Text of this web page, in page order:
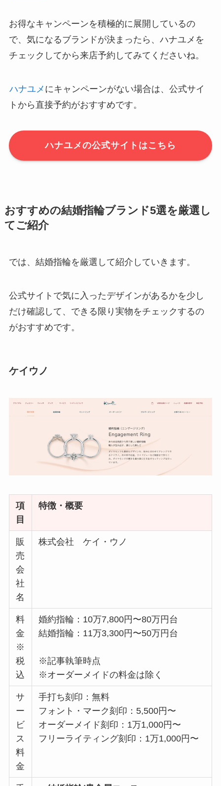
お得なキャンペーンを積極的に展開しているの
で、気になるブランドが決まったら、ハナユメを
チェックしてから来店予約してみてくださいね。
ハナユメ にキャンペーンがない場合は、公式サイ
トから直接予約がおすすめです。
ハナユメの公式サイトはこちら
おすすめの結婚指輪ブランド5選を厳選し
てご紹介
では、結婚指輪を厳選して紹介していきます。
公式サイトで気に入ったデザインがあるかを少し
だけ確認して、できる限り実物をチェックするの
がおすすめです。
ケイウノ
項
目
特徴・概要
販
売
会
社
名
株式会社 ケイ・ウノ
料
金
※
税
込
婚約指輪：10万7,800円〜80万円台
結婚指輪：11万3,300円〜50万円台
※記事執筆時点
※オーダーメイドの料金は除く
サ
ー
ビ
ス
料
金
手打ち刻印：無料
フォント・マーク刻印：5,500円〜
オーダーメイド刻印：1万1,000円〜
フリーライティング刻印：1万1,000円〜